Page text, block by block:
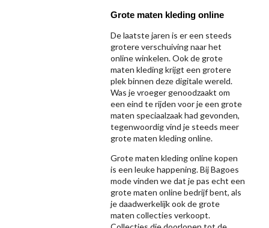
Grote maten kleding online
De laatste jaren is er een steeds
grotere verschuiving naar het
online winkelen. Ook de grote
maten kleding krijgt een grotere
plek binnen deze digitale wereld.
Was je vroeger genoodzaakt om
een eind te rijden voor je een grote
maten speciaalzaak had gevonden,
tegenwoordig vind je steeds meer
grote maten kleding online.
Grote maten kleding online kopen
is een leuke happening. Bij Bagoes
mode vinden we dat je pas echt een
grote maten online bedrijf bent, als
je daadwerkelijk ook de grote
maten collecties verkoopt.